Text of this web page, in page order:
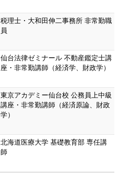
税理士・大和田伸二事務所 非常勤職
員
仙台法律ゼミナール 不動産鑑定士講
座・非常勤講師（経済学、財政学）
東京アカデミー仙台校 公務員上中級
講座・非常勤講師（経済原論、財政
学）
北海道医療大学 基礎教育部 専任講
師